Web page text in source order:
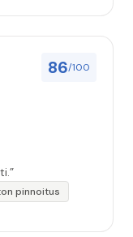
86/100
pinnoitus